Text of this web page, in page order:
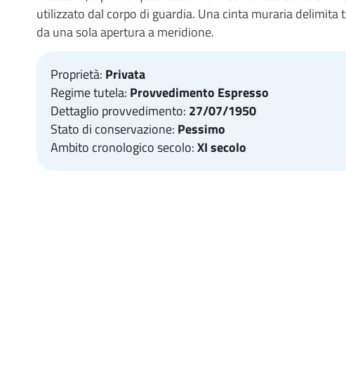
utilizzato dal corpo di guardia. Una cinta muraria delimita
da una sola apertura a meridione.
Proprietà: Privata
Regime tutela: Provvedimento Espresso
Dettaglio provvedimento: 27/07/1950
Stato di conservazione: Pessimo
Ambito cronologico secolo:XI secolo